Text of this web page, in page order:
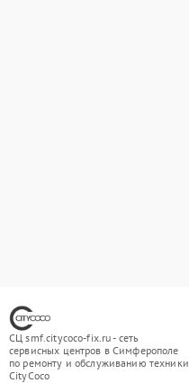
СЦ smf.citycoco-fix.ru - сеть
сервисных центров в Симферополе
по ремонту и обслуживанию техники
CityCoco